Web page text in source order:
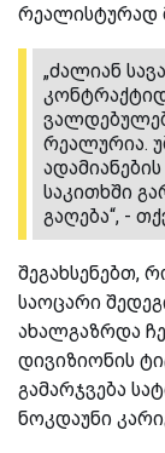
რეალისტურად
„ძალიან
რეალურია.
საკითხში
გაღება“, -
შეგახსენებთ,
საოცარი
ახალგაზრდა
დივიზიონის
გამარჯვება
ნოკდაუნი